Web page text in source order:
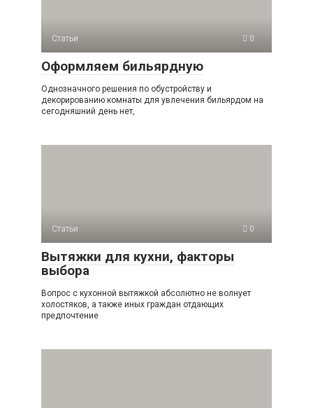
Статьи 0
Оформляем бильярдную
Однозначного решения по обустройству и
декорированию комнаты для увлечения бильярдом на
сегодняшний день нет,
Статьи 0
Вытяжки для кухни, факторы
выбора
Вопрос с кухонной вытяжкой абсолютно не волнует
холостяков, а также иных граждан отдающих
предпочтение